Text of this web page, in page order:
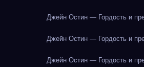
Джейн Остин — Гордость и
Джейн Остин — Гордость и
Джейн Остин — Гордость и